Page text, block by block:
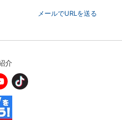
メールでURLを送る
介